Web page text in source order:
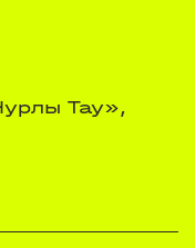
Тау»,